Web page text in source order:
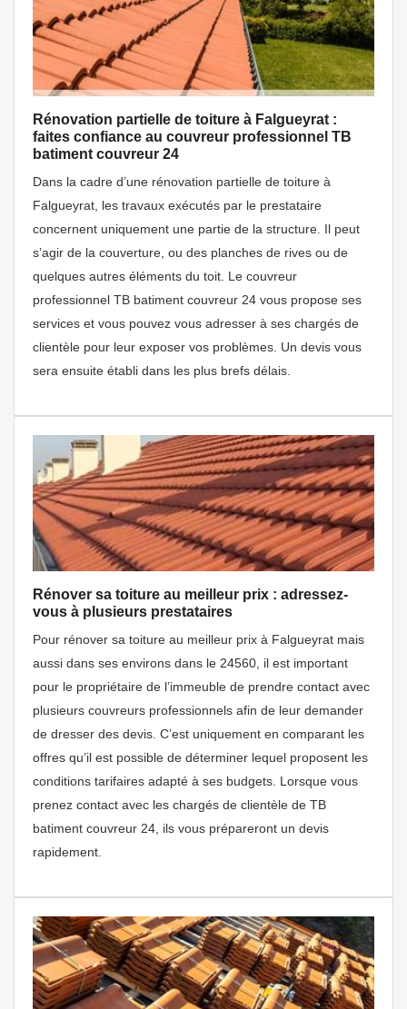
Rénovation partielle de toiture à Falgueyrat :
faites confiance au couvreur professionnel TB
batiment couvreur 24
Dans la cadre d’une rénovation partielle de toiture à
Falgueyrat, les travaux exécutés par le prestataire
concernent uniquement une partie de la structure. Il peut
s’agir de la couverture, ou des planches de rives ou de
quelques autres éléments du toit. Le couvreur
professionnel TB batiment couvreur 24 vous propose ses
services et vous pouvez vous adresser à ses chargés de
clientèle pour leur exposer vos problèmes. Un devis vous
sera ensuite établi dans les plus brefs délais.
Rénover sa toiture au meilleur prix : adressez-
vous à plusieurs prestataires
Pour rénover sa toiture au meilleur prix à Falgueyrat mais
aussi dans ses environs dans le 24560, il est important
pour le propriétaire de l’immeuble de prendre contact avec
plusieurs couvreurs professionnels afin de leur demander
de dresser des devis. C’est uniquement en comparant les
offres qu’il est possible de déterminer lequel proposent les
conditions tarifaires adapté à ses budgets. Lorsque vous
prenez contact avec les chargés de clientèle de TB
batiment couvreur 24, ils vous prépareront un devis
rapidement.